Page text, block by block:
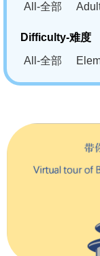
Swahili(SW)-
All-全部
Difficulty-难度
All-全部